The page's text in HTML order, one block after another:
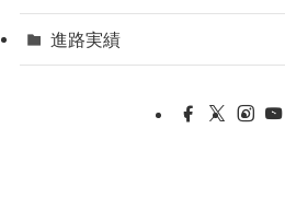
進路実績